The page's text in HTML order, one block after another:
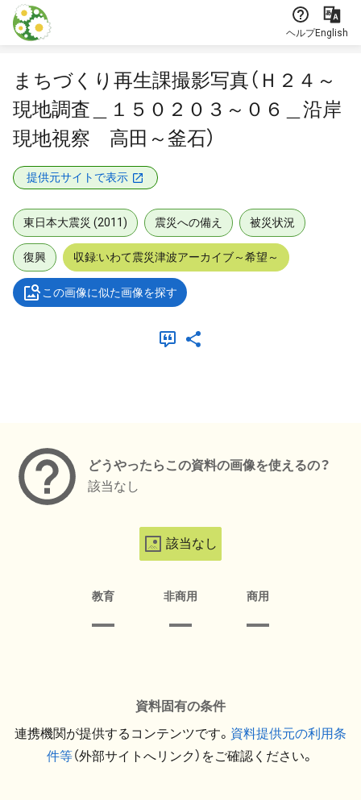
本文に飛ぶ
ヘルプEnglish
まちづくり再生課撮影写真（Ｈ２４～
現地調査＿１５０２０３～０６＿沿岸
現地視察 高田～釜石）
提供元サイトで表示
東日本大震災 (2011) 震災への備え 被災状況
復興 収録:いわて震災津波アーカイブ～希望～
この画像に似た画像を探す
どうやったらこの資料の画像を使えるの？
該当なし
該当なし
教育 非商用 商用
資料固有の条件
連携機関が提供するコンテンツです。 資料提供元の利用条
件等（外部サイトへリンク）をご確認ください。